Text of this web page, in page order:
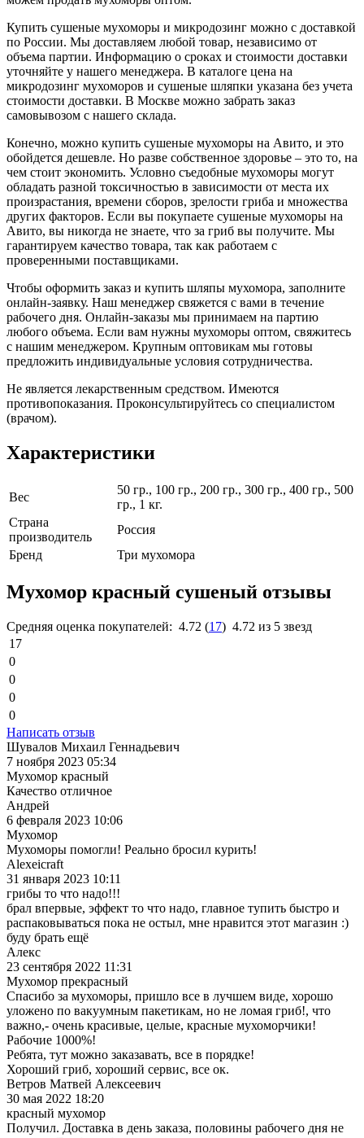
Купить сушеные мухоморы и микродозинг можно с доставкой
по России. Мы доставляем любой товар, независимо от
объема партии. Информацию о сроках и стоимости доставки
уточняйте у нашего менеджера. В каталоге цена на
микродозинг мухоморов и сушеные шляпки указана без учета
стоимости доставки. В Москве можно забрать заказ
самовывозом с нашего склада.
Конечно, можно купить сушеные мухоморы на Авито, и это
обойдется дешевле. Но разве собственное здоровье – это то, на
чем стоит экономить. Условно съедобные мухоморы могут
обладать разной токсичностью в зависимости от места их
произрастания, времени сборов, зрелости гриба и множества
других факторов. Если вы покупаете сушеные мухоморы на
Авито, вы никогда не знаете, что за гриб вы получите. Мы
гарантируем качество товара, так как работаем с
проверенными поставщиками.
Чтобы оформить заказ и купить шляпы мухомора, заполните
онлайн-заявку. Наш менеджер свяжется с вами в течение
рабочего дня. Онлайн-заказы мы принимаем на партию
любого объема. Если вам нужны мухоморы оптом, свяжитесь
с нашим менеджером. Крупным оптовикам мы готовы
предложить индивидуальные условия сотрудничества.
Не является лекарственным средством. Имеются
противопоказания. Проконсультируйтесь со специалистом
(врачом).
Характеристики
Вес
50 гр., 100 гр., 200 гр., 300 гр., 400 гр., 500
гр., 1 кг.
Страна
производитель
Россия
Бренд
Три мухомора
Мухомор красный сушеный отзывы
Средняя оценка покупателей: 4.72 (17) 4.72 из 5 звезд
17
0
0
0
0
Написать отзыв
Шувалов Михаил Геннадьевич
7 ноября 2023 05:34
Мухомор красный
Качество отличное
Андрей
6 февраля 2023 10:06
Мухомор
Мухоморы помогли! Реально бросил курить!
Alexeicraft
31 января 2023 10:11
грибы то что надо!!!
брал впервые, эффект то что надо, главное тупить быстро и
распаковываться пока не остыл, мне нравится этот магазин :)
буду брать ещё
Алекс
23 сентября 2022 11:31
Мухомор прекрасный
Спасибо за мухоморы, пришло все в лучшем виде, хорошо
уложено по вакуумным пакетикам, но не ломая гриб!, что
важно,- очень красивые, целые, красные мухоморчики!
Рабочие 1000%!
Ребята, тут можно заказавать, все в порядке!
Хороший гриб, хороший сервис, все ок.
Ветров Матвей Алексеевич
30 мая 2022 18:20
красный мухомор
Получил. Доставка в день заказа, половины рабочего дня не